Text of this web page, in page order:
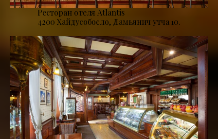
Ресторан отеля Atlantis
4200 Хайдусобосло, Дамьянич утча 10.